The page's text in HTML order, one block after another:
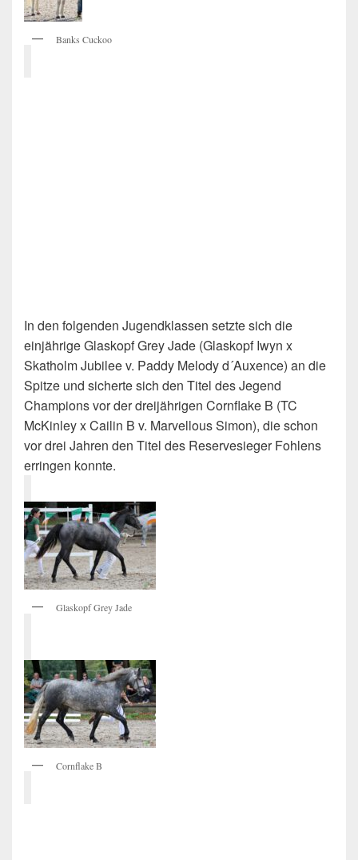
Banks Cuckoo
In den folgenden Jugendklassen setzte sich die
einjährige Glaskopf Grey Jade (Glaskopf Iwyn x
Skatholm Jubilee v. Paddy Melody d´Auxence) an die
Spitze und sicherte sich den Titel des Jegend
Champions vor der dreijährigen Cornflake B (TC
McKinley x Cailin B v. Marvellous Simon), die schon
vor drei Jahren den Titel des Reservesieger Fohlens
erringen konnte.
Glaskopf Grey Jade
Cornflake B